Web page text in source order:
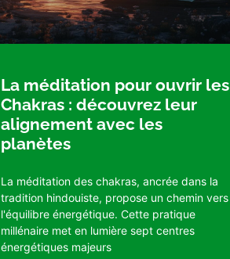
La méditation pour ouvrir les
Chakras : découvrez leur
alignement avec les
planètes
La méditation des chakras, ancrée dans la
tradition hindouiste, propose un chemin vers
l'équilibre énergétique. Cette pratique
millénaire met en lumière sept centres
énergétiques majeurs